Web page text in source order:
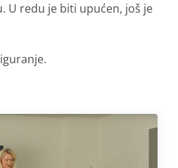
U redu je biti upućen, još je